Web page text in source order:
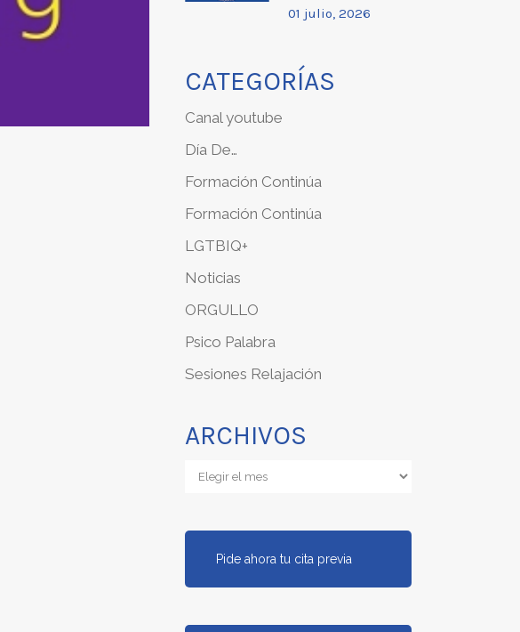
01 julio, 2026
CATEGORÍAS
Canal youtube
Día De…
Formación Continúa
Formación Continúa
LGTBIQ+
Noticias
ORGULLO
Psico Palabra
Sesiones Relajación
ARCHIVOS
Archivos
Pide ahora tu cita previa